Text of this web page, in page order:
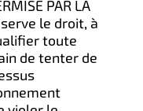
PAR LA
le droit, à
toute
de tenter de